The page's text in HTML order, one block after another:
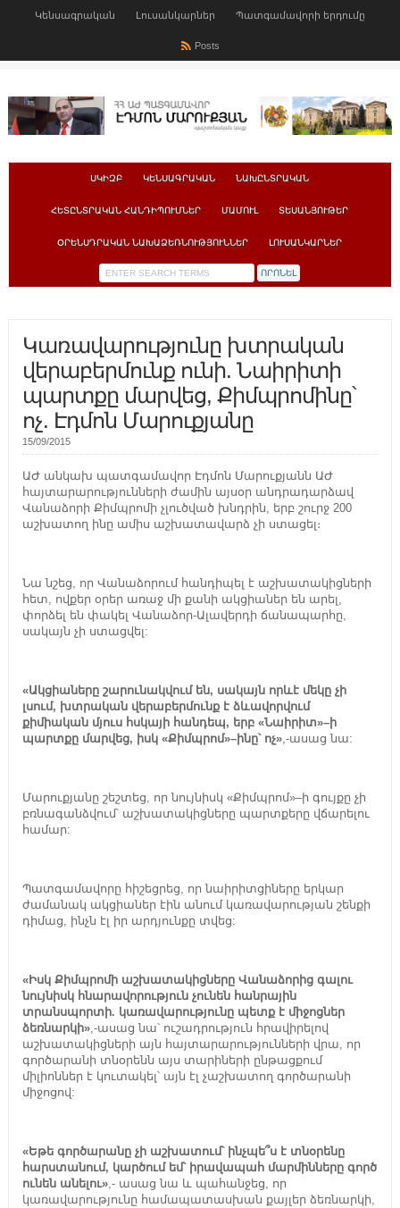
Կենսագրական Լուսանկարներ Պատգամավորի երդումը
Posts
ՍԿԻԶԲ ԿԵՆՍԱԳՐԱԿԱՆ ՆԱԽԸՆՏՐԱԿԱՆ
ՀԵՏԸՆՏՐԱԿԱՆ ՀԱՆԴԻՊՈՒՄՆԵՐ ՄԱՄՈՒԼ ՏԵՍԱՆՅՈՒԹԵՐ
ՕՐԵՆՍԴՐԱԿԱՆ ՆԱԽԱՁԵՌՆՈՒԹՅՈՒՆՆԵՐ ԼՈՒՍԱՆԿԱՐՆԵՐ
Կառավարությունը խտրական
վերաբերմունք ունի. Նաիրիտի
պարտքը մարվեց, Քիմպրոմինը՝
ոչ. Էդմոն Մարուքյանը
15/09/2015
ԱԺ անկախ պատգամավոր Էդմոն Մարուքյանն ԱԺ
հայտարարությունների ժամին այսօր անդրադարձավ
Վանաձորի Քիմպրոմի չլուծված խնդրին, երբ շուրջ 200
աշխատող ինը ամիս աշխատավարձ չի ստացել։
Նա նշեց, որ Վանաձորում հանդիպել է աշխատակիցների
հետ, ովքեր օրեր առաջ մի քանի ակցիաներ են արել,
փորձել են փակել Վանաձոր-Ալավերդի ճանապարհը,
սակայն չի ստացվել:
«Ակցիաները շարունակվում են, սակայն որևէ մեկը չի
լսում, խտրական վերաբերմունք է ձևավորվում
քիմիական մյուս հսկայի հանդեպ, երբ «Նաիրիտ»–ի
պարտքը մարվեց, իսկ «Քիմպրոմ»–ինը՝ ոչ»,-ասաց նա:
Մարուքյանը շեշտեց, որ նույնիսկ «Քիմպրոմ»–ի գույքը չի
բռնագանձվում՝ աշխատակիցները պարտքերը վճարելու
համար:
Պատգամավորը հիշեցրեց, որ նաիրիտցիները երկար
ժամանակ ակցիաներ էին անում կառավարության շենքի
դիմաց, ինչն էլ իր արդյունքը տվեց:
«Իսկ Քիմպրոմի աշխատակիցները Վանաձորից գալու
նույնիսկ հնարավորություն չունեն հանրային
տրանսպորտի. կառավարությունը պետք է միջոցներ
ձեռնարկի»,-ասաց նա՝ ուշադրություն հրավիրելով
աշխատակիցների այն հայտարարությունների վրա, որ
գործարանի տնօրենն այս տարիների ընթացքում
միլիոններ է կուտակել՝ այն էլ չաշխատող գործարանի
միջոցով:
«Եթե գործարանը չի աշխատում՝ ինչպե՞ս է տնօրենը
հարստանում, կարծում եմ՝ իրավապահ մարմինները գործ
ունեն անելու»,- ասաց նա և պահանջեց, որ
կառավարությունը համապատասխան քայլեր ձեռնարկի,